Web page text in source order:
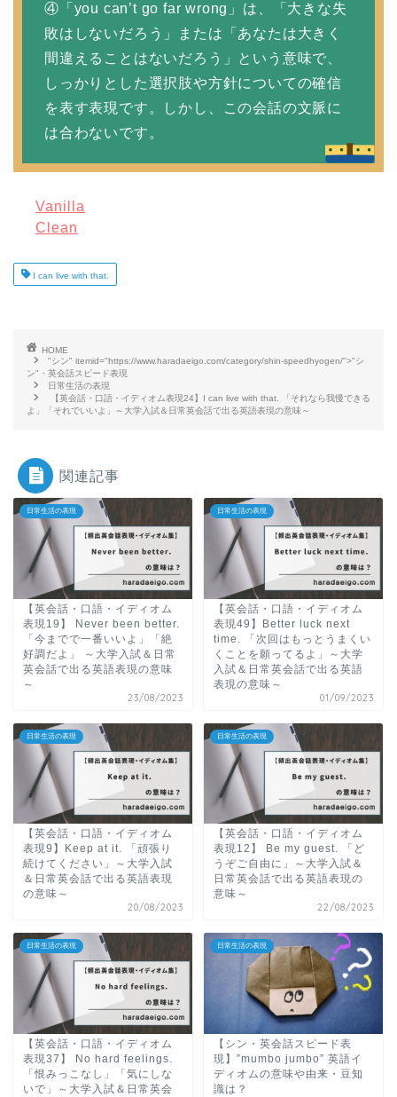
④「you can’t go far wrong」は、「大きな失
敗はしないだろう」または「あなたは大きく
間違えることはないだろう」という意味で、
しっかりとした選択肢や方針についての確信
を表す表現です。しかし、この会話の文脈に
は合わないです。
Vanilla
Clean
I can live with that.
HOME
"シン" itemid="https://www.haradaeigo.com/category/shin-speedhyogen/">"シ
ン"・英会話スピード表現
日常生活の表現
【英会話・口語・イディオム表現24】I can live with that. 「それなら我慢できる
よ」「それでいいよ」～大学入試＆日常英会話で出る英語表現の意味～
関連記事
日常生活の表現
【英会話・口語・イディオム
表現19】 Never been better.
「今までで一番いいよ」「絶
好調だよ」 ～大学入試＆日常
英会話で出る英語表現の意味
～
23/08/2023
日常生活の表現
【英会話・口語・イディオム
表現49】Better luck next
time. 「次回はもっとうまくい
くことを願ってるよ」～大学
入試＆日常英会話で出る英語
表現の意味～
01/09/2023
日常生活の表現
【英会話・口語・イディオム
表現9】Keep at it. 「頑張り
続けてください」～大学入試
＆日常英会話で出る英語表現
の意味～
20/08/2023
日常生活の表現
【英会話・口語・イディオム
表現12】 Be my guest. 「ど
うぞご自由に」～大学入試＆
日常英会話で出る英語表現の
意味～
22/08/2023
日常生活の表現
【英会話・口語・イディオム
表現37】 No hard feelings.
「恨みっこなし」「気にしな
いで」～大学入試＆日常英会
日常生活の表現
【シン・英会話スピード表
現】”mumbo jumbo” 英語イ
ディオムの意味や由来・豆知
識は？